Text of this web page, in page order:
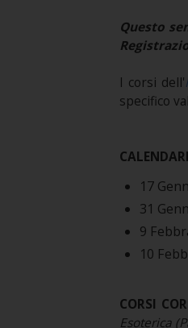
Questo
I corsi dell'
specifico
17
31
9
10
CORSI
Esoterica